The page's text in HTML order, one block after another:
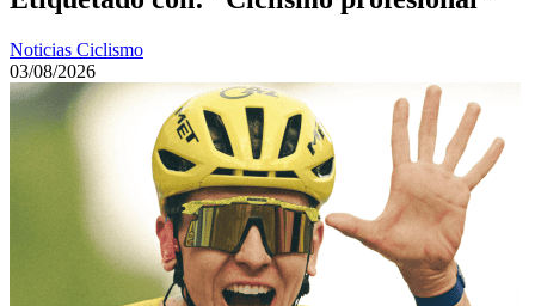
Noticias Ciclismo
03/08/2026